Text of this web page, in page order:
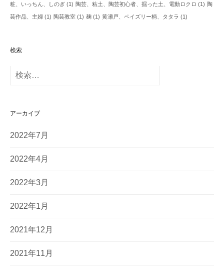
粧、いっちん、しのぎ (1) 陶芸、粘土、陶芸初心者、掘った土、電動ロクロ (1) 陶
芸作品、主婦 (1) 陶芸教室 (1) 麹 (1) 黄瀬戸、ペイズリー柄、タタラ (1)
検索
検
索
アーカイブ
2022年7月
2022年4月
2022年3月
2022年1月
2021年12月
2021年11月